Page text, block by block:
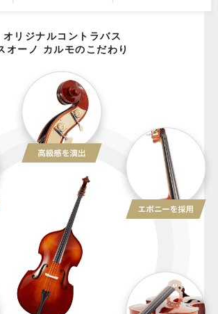
オリジナルコントラバス
オーノ カルモのこだわり